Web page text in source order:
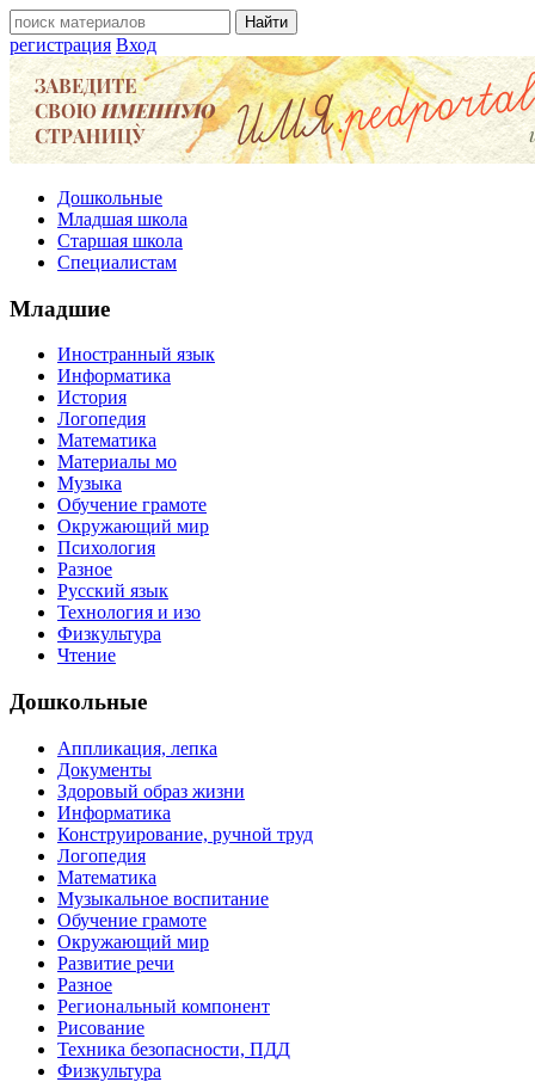
регистрация Вход
Дошкольные
Младшая школа
Старшая школа
Специалистам
Младшие
Иностранный язык
Информатика
История
Логопедия
Математика
Материалы мо
Музыка
Обучение грамоте
Окружающий мир
Психология
Разное
Русский язык
Технология и изо
Физкультура
Чтение
Дошкольные
Аппликация, лепка
Документы
Здоровый образ жизни
Информатика
Конструирование, ручной труд
Логопедия
Математика
Музыкальное воспитание
Обучение грамоте
Окружающий мир
Развитие речи
Разное
Региональный компонент
Рисование
Техника безопасности, ПДД
Физкультура